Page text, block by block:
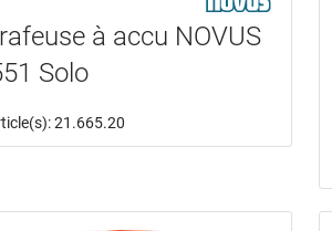
à accu NOVUS
Solo
21.665.20